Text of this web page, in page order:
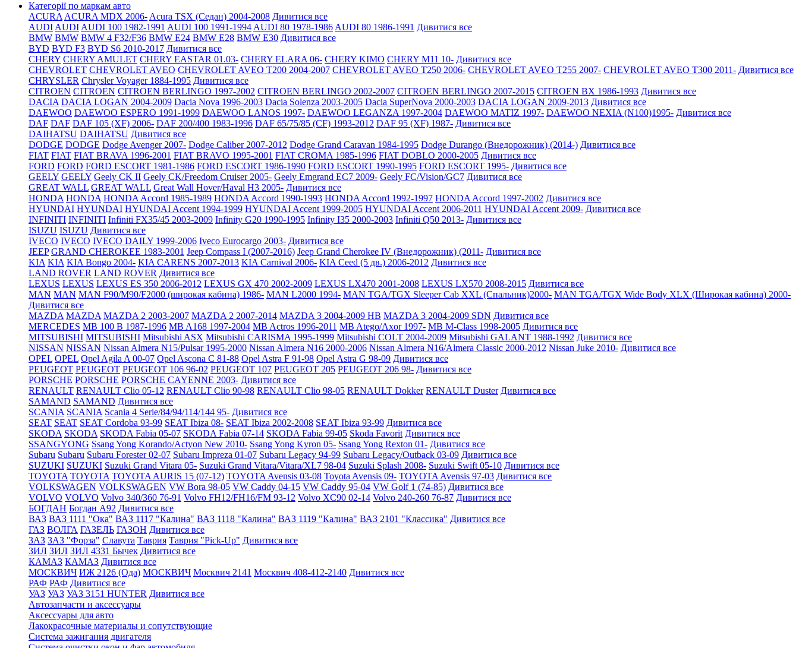
Категорії по маркам авто
ACURA ACURA MDX 2006- Acura TSX (Седан) 2004-2008 Дивитися все
AUDI AUDI AUDI 100 1982-1991 AUDI 100 1991-1994 AUDI 80 1978-1986 AUDI 80 1986-1991 Дивитися все
BMW BMW BMW 4 F32/F36 BMW E24 BMW E28 BMW E30 Дивитися все
BYD BYD F3 BYD S6 2010-2017 Дивитися все
CHERY CHERY AMULET CHERY EASTAR 01.03- CHERY ELARA 06- CHERY KIMO CHERY M11 10- Дивитися все
CHEVROLET CHEVROLET AVEO CHEVROLET AVEO Т200 2004-2007 CHEVROLET AVEO Т250 2006- CHEVROLET AVEO Т255 2007- CHEVROLET AVEO Т300 2011- Дивитися все
CHRYSLER Chrysler Voyager 1884-1995 Дивитися все
CITROEN CITROEN CITROEN BERLINGO 1997-2002 CITROEN BERLINGO 2002-2007 CITROEN BERLINGO 2007-2015 CITROEN BX 1986-1993 Дивитися все
DACIA DACIA LOGAN 2004-2009 Dacia Nova 1996-2003 Dacia Solenza 2003-2005 Dacia SuperNova 2000-2003 DACIA LOGAN 2009-2013 Дивитися все
DAEWOO DAEWOO ESPERO 1991-1999 DAEWOO LANOS 1997- DAEWOO LEGANZA 1997-2004 DAEWOO MATIZ 1997- DAEWOO NEXIA (N100)1995- Дивитися все
DAF DAF DAF 105 (XF) 2006- DAF 200/400 1983-1996 DAF 65/75/85 (CF) 1993-2012 DAF 95 (XF) 1987- Дивитися все
DAIHATSU DAIHATSU Дивитися все
DODGE DODGE Dodge Avenger 2007- Dodge Caliber 2007-2012 Dodge Grand Caravan 1984-1995 Dodge Durango (Внедорожник) (2014-) Дивитися все
FIAT FIAT FIAT BRAVA 1996-2001 FIAT BRAVO 1995-2001 FIAT CROMA 1985-1996 FIAT DOBLO 2000-2005 Дивитися все
FORD FORD FORD ESCORT 1981-1986 FORD ESCORT 1986-1990 FORD ESCORT 1990-1995 FORD ESCORT 1995- Дивитися все
GEELY GEELY Geely CK II Geely CK/Freedom Cruiser 2005- Geely Emgrand EC7 2009- Geely FC/Vision/GC7 Дивитися все
GREAT WALL GREAT WALL Great Wall Hover/Haval H3 2005- Дивитися все
HONDA HONDA HONDA Accord 1985-1989 HONDA Accord 1990-1993 HONDA Accord 1992-1997 HONDA Accord 1997-2002 Дивитися все
HYUNDAI HYUNDAI HYUNDAI Accent 1994-1999 HYUNDAI Accent 1999-2005 HYUNDAI Accent 2006-2011 HYUNDAI Accent 2009- Дивитися все
INFINITI INFINITI Infiniti FX35/45 2003-2009 Infinity G20 1990-1995 Infinity I35 2000-2003 Infiniti Q50 2013- Дивитися все
ISUZU ISUZU Дивитися все
IVECO IVECO IVECO DAILY 1999-2006 Iveco Eurocargo 2003- Дивитися все
JEEP GRAND CHEROKEE 1983-2001 Jeep Compass I (2007-2016) Jeep Grand Cherokee IV (Внедорожник) (2011- Дивитися все
KIA KIA KIA Bongo 2004- KIA CARENS 2007-2013 KIA Carnival 2006- KIA Ceed (5 дв.) 2006-2012 Дивитися все
LAND ROVER LAND ROVER Дивитися все
LEXUS LEXUS LEXUS ES 350 2006-2012 LEXUS GX 470 2002-2009 LEXUS LX470 2001-2008 LEXUS LX570 2008-2015 Дивитися все
MAN MAN MAN F90/M90/F2000 (широкая кабина) 1986- MAN L2000 1994- MAN TGA/TGX Sleeper Cab XXL (Спальник)2000- MAN TGA/TGX Wide Body XLX (Широкая кабина) 2000-
Дивитися все
MAZDA MAZDA MAZDA 2 2003-2007 MAZDA 2 2007-2014 MAZDA 3 2004-2009 HB MAZDA 3 2004-2009 SDN Дивитися все
MERCEDES MB 100 B 1987-1996 MB A168 1997-2004 MB Actros 1996-2011 MB Atego/Axor 1997- MB M-Class 1998-2005 Дивитися все
MITSUBISHI MITSUBISHI Mitsubishi ASX Mitsubishi CARISMA 1995-1999 Mitsubishi COLT 2004-2009 Mitsubishi GALANT 1988-1992 Дивитися все
NISSAN NISSAN Nissan Almera N15/Pulsar 1995-2000 Nissan Almera N16 2000-2006 Nissan Almera N16/Almera Classic 2000-2012 Nissan Juke 2010- Дивитися все
OPEL OPEL Opel Agila A 00-07 Opel Ascona C 81-88 Opel Astra F 91-98 Opel Astra G 98-09 Дивитися все
PEUGEOT PEUGEOT PEUGEOT 106 96-02 PEUGEOT 107 PEUGEOT 205 PEUGEOT 206 98- Дивитися все
PORSCHE PORSCHE PORSCHE CAYENNE 2003- Дивитися все
RENAULT RENAULT Clio 05-12 RENAULT Clio 90-98 RENAULT Clio 98-05 RENAULT Dokker RENAULT Duster Дивитися все
SAMAND SAMAND Дивитися все
SCANIA SCANIA Scania 4 Serie/84/94/114/144 95- Дивитися все
SEAT SEAT SEAT Cordoba 93-99 SEAT Ibiza 08- SEAT Ibiza 2002-2008 SEAT Ibiza 93-99 Дивитися все
SKODA SKODA SKODA Fabia 05-07 SKODA Fabia 07-14 SKODA Fabia 99-05 Skoda Favorit Дивитися все
SSANGYONG Ssang Yong Korando/Actyon New 2010- Ssang Yong Kyron 05- Ssang Yong Rexton 01- Дивитися все
Subaru Subaru Subaru Forester 02-07 Subaru Impreza 01-07 Subaru Legacy 94-99 Subaru Legacy/Outback 03-09 Дивитися все
SUZUKI SUZUKI Suzuki Grand Vitara 05- Suzuki Grand Vitara/Vitara/XL7 98-04 Suzuki Splash 2008- Suzuki Swift 05-10 Дивитися все
TOYOTA TOYOTA TOYOTA AURIS 15 (07-12) TOYOTA Avensis 03-08 Toyota Avensis 09- TOYOTA Avensis 97-03 Дивитися все
VOLKSWAGEN VOLKSWAGEN VW Bora 98-05 VW Caddy 04-15 VW Caddy 95-04 VW Golf 1 (74-85) Дивитися все
VOLVO VOLVO Volvo 340/360 76-91 Volvo FH12/FH16/FM 93-12 Volvo XC90 02-14 Volvo 240-260 76-87 Дивитися все
БОГДАН Богдан А92 Дивитися все
ВАЗ ВАЗ 1111 "Ока" ВАЗ 1117 "Калина" ВАЗ 1118 "Калина" ВАЗ 1119 "Калина" ВАЗ 2101 "Классика" Дивитися все
ГАЗ ВОЛГА ГАЗЕЛЬ ГАЗОН Дивитися все
ЗАЗ ЗАЗ "Форза" Славута Таврия Таврия "Pick-Up" Дивитися все
ЗИЛ ЗИЛ ЗИЛ 4331 Бычек Дивитися все
КАМАЗ КАМАЗ Дивитися все
МОСКВИЧ ИЖ 2126 (Ода) МОСКВИЧ Москвич 2141 Москвич 408-412-2140 Дивитися все
РАФ РАФ Дивитися все
УАЗ УАЗ УАЗ 3151 HUNTER Дивитися все
Автозапчасти и аксессуары
Аксессуары для авто
Лакокрасочные материалы и сопутствующие
Система зажигания двигателя